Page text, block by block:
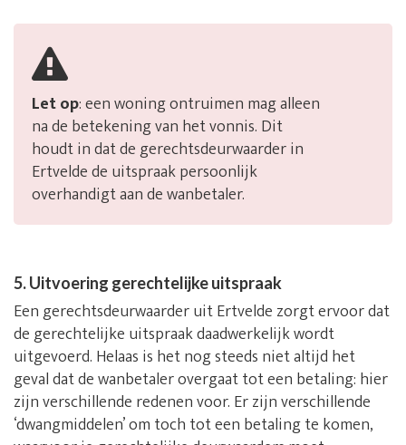
Let op: een woning ontruimen mag alleen
na de betekening van het vonnis. Dit
houdt in dat de gerechtsdeurwaarder in
Ertvelde de uitspraak persoonlijk
overhandigt aan de wanbetaler.
5. Uitvoering gerechtelijke uitspraak
Een gerechtsdeurwaarder uit Ertvelde zorgt ervoor dat
de gerechtelijke uitspraak daadwerkelijk wordt
uitgevoerd. Helaas is het nog steeds niet altijd het
geval dat de wanbetaler overgaat tot een betaling: hier
zijn verschillende redenen voor. Er zijn verschillende
‘dwangmiddelen’ om toch tot een betaling te komen,